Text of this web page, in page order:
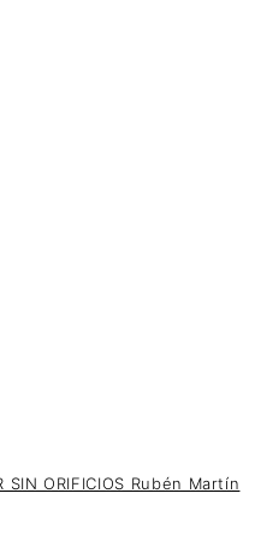
SIN ORIFICIOS Rubén Martín